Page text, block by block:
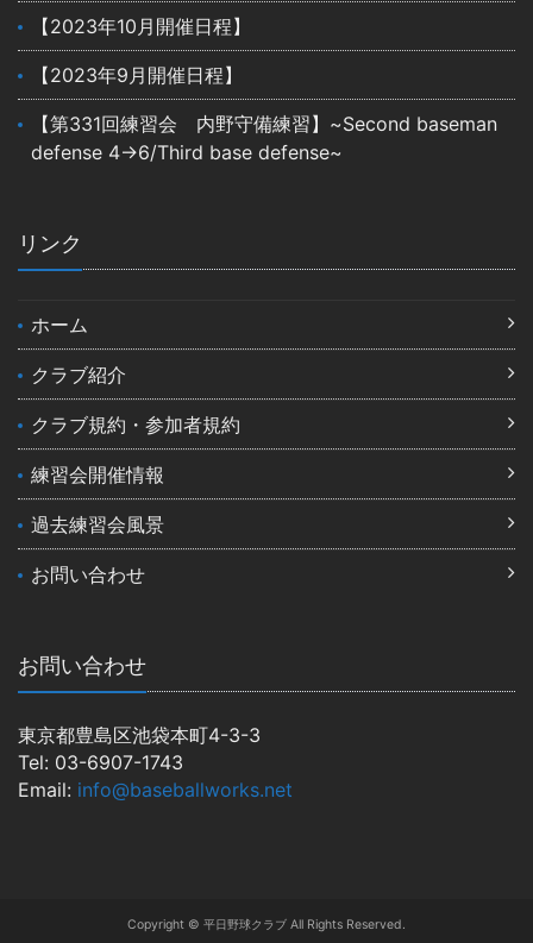
【2023年10月開催日程】
【2023年9月開催日程】
【第331回練習会 内野守備練習】~Second baseman
defense 4→6/Third base defense~
リンク
ホーム
クラブ紹介
クラブ規約・参加者規約
練習会開催情報
過去練習会風景
お問い合わせ
お問い合わせ
東京都豊島区池袋本町4-3-3
Tel: 03-6907-1743
Email: info@baseballworks.net
Copyright © 平日野球クラブ All Rights Reserved.